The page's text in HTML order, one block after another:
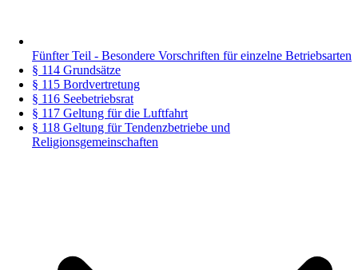
Fünfter Teil - Besondere Vorschriften für einzelne Betriebsarten
§ 114 Grundsätze
§ 115 Bordvertretung
§ 116 Seebetriebsrat
§ 117 Geltung für die Luftfahrt
§ 118 Geltung für Tendenzbetriebe und
Religionsgemeinschaften